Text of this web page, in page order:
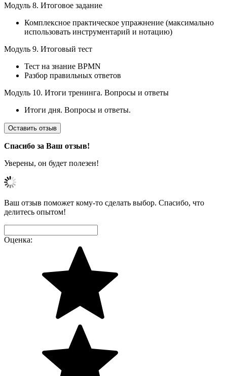
Модуль 8. Итоговое задание
Комплексное практическое упражнение (максимально
использовать инструментарий и нотацию)
Модуль 9. Итоговый тест
Тест на знание BPMN
Разбор правильных ответов
Модуль 10. Итоги тренинга. Вопросы и ответы
Итоги дня. Вопросы и ответы.
Оставить отзыв
Спасибо за Ваш отзыв!
Уверены, он будет полезен!
Ваш отзыв поможет кому-то сделать выбор. Спасибо, что
делитесь опытом!
Оценка: